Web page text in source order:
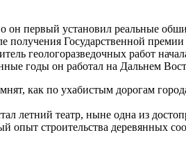
он первый установил реальные
получения Государственной
геологоразведочных работ
годы он работал на Дальнем
как по ухабистым дорогам
летний театр, ныне одна из
опыт строительства деревянных